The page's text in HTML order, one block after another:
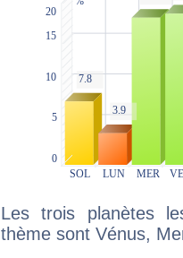
Les trois planètes
thème sont Vénus,